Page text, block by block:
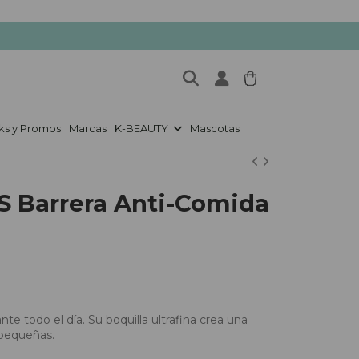
y Promos Marcas K-BEAUTY Mascotas
Barrera Anti-Comida
todo el día. Su boquilla ultrafina crea una